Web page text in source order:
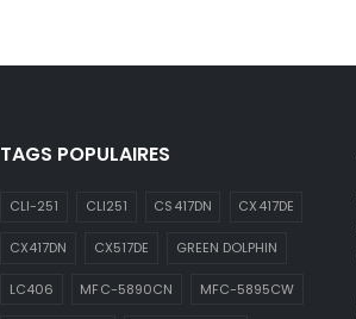
TAGS POPULAIRES
CLI-251 CLI251 CS417DN CX417DE
CX417DN CX517DE GREEN DOLPHIN
LC406 MFC-5890CN MFC-5895CW